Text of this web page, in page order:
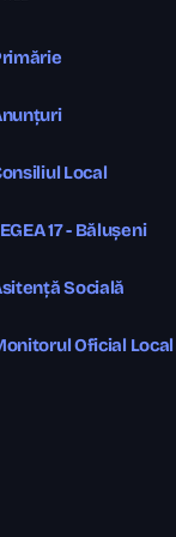
Local
17 - Bălușeni
Socială
Oficial Local